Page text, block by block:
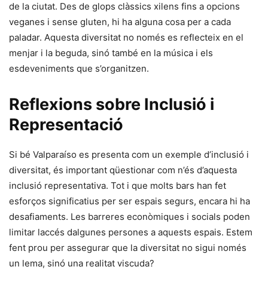
de la ciutat. Des de glops clàssics xilens fins a opcions
veganes i sense gluten, hi ha alguna cosa per a cada
paladar. Aquesta diversitat no només es reflecteix en el
menjar i la beguda, sinó també en la música i els
esdeveniments que s’organitzen.
Reflexions sobre Inclusió i
Representació
Si bé Valparaíso es presenta com un exemple d’inclusió i
diversitat, és important qüestionar com n’és d’aquesta
inclusió representativa. Tot i que molts bars han fet
esforços significatius per ser espais segurs, encara hi ha
desafiaments. Les barreres econòmiques i socials poden
limitar laccés dalgunes persones a aquests espais. Estem
fent prou per assegurar que la diversitat no sigui només
un lema, sinó una realitat viscuda?